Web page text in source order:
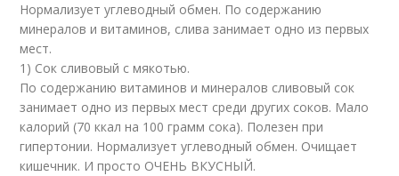
Нормализует углеводный обмен. По содержанию
минералов и витаминов, слива занимает одно из первых
мест.
1) Сок сливовый с мякотью.
По содержанию витаминов и минералов сливовый сок
занимает одно из первых мест среди других соков. Мало
калорий (70 ккал на 100 грамм сока). Полезен при
гипертонии. Нормализует углеводный обмен. Очищает
кишечник. И просто ОЧЕНЬ ВКУСНЫЙ.